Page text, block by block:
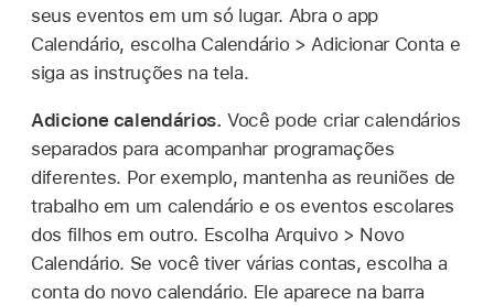
seus eventos em um só lugar. Abra o app
Calendário, escolha Calendário > Adicionar Conta e
siga as instruções na tela.
Adicione calendários.Você pode criar calendários
separados para acompanhar programações
diferentes. Por exemplo, mantenha as reuniões de
trabalho em um calendário e os eventos escolares
dos filhos em outro. Escolha Arquivo > Novo
Calendário. Se você tiver várias contas, escolha a
conta do novo calendário. Ele aparece na barra